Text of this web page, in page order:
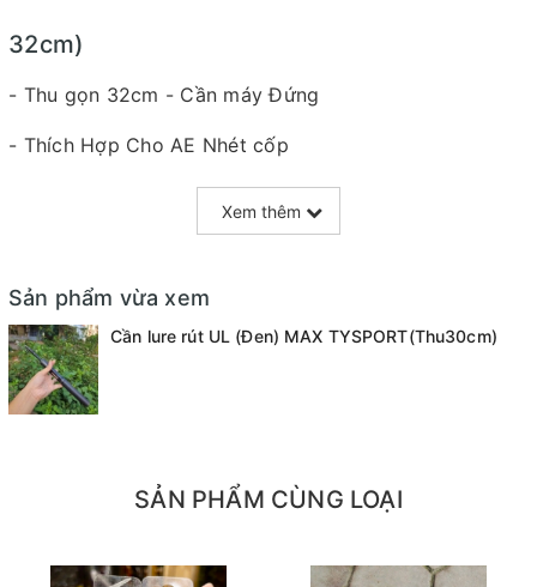
32cm)
- Thu gọn 32cm - Cần máy Đứng
- Thích Hợp Cho AE Nhét cốp
- Tải Dây 1-4LB
- Được thiết kế để đi câu giải trí , du lịch ,...😂
- Cán Cacbon
Xem thêm
Sản phẩm vừa xem
Cần lure rút UL (Đen) MAX TYSPORT(Thu30cm)
SẢN PHẨM CÙNG LOẠI